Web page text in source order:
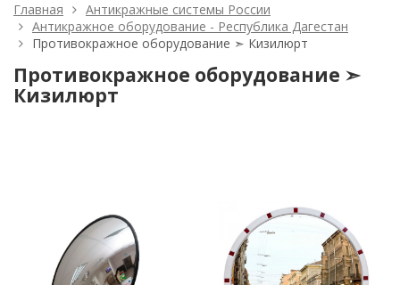
Главная
Антикражные системы России
Антикражное оборудование - Республика Дагестан
Противокражное оборудование ➣ Кизилюрт
Противокражное оборудование ➣
Кизилюрт